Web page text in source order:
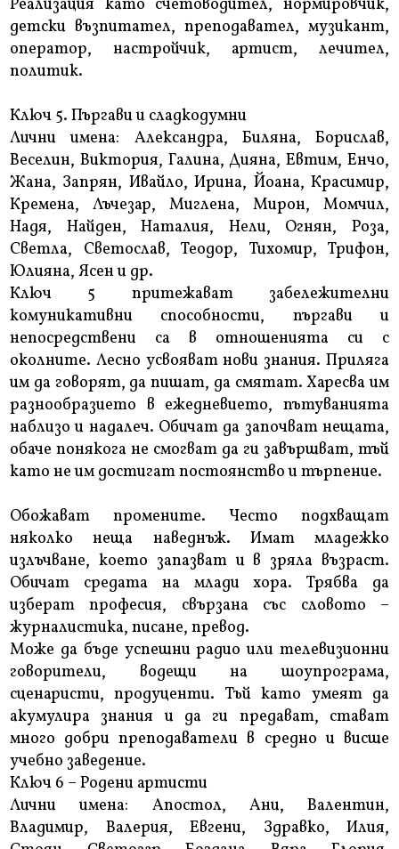
Реализация като счетоводител, нормировчик,
детски възпитател, преподавател, музикант,
оператор, настройчик, артист, лечител,
политик.
Ключ 5. Пъргави и сладкодумни
Лични имена: Александра, Биляна, Борислав,
Веселин, Виктория, Галина, Дияна, Евтим, Енчо,
Жана, Запрян, Ивайло, Ирина, Йоана, Красимир,
Кремена, Лъчезар, Миглена, Мирон, Момчил,
Надя, Найден, Наталия, Нели, Огнян, Роза,
Светла, Светослав, Теодор, Тихомир, Трифон,
Юлияна, Ясен и др.
Ключ 5 притежават забележителни
комуникативни способности, пъргави и
непосредствени са в отношенията си с
околните. Лесно усвояват нови знания. Приляга
им да говорят, да пишат, да смятат. Харесва им
разнообразието в ежедневието, пътуванията
наблизо и надалеч. Обичат да започват нещата,
обаче понякога не смогват да ги завършват, тъй
като не им достигат постоянство и търпение.
Обожават промените. Често подхващат
няколко неща наведнъж. Имат младежко
излъчване, което запазват и в зряла възраст.
Обичат средата на млади хора. Трябва да
изберат професия, свързана със словото –
журналистика, писане, превод.
Може да бъде успешни радио или телевизионни
говорители, водещи на шоупрограма,
сценаристи, продуценти. Тъй като умеят да
акумулира знания и да ги предават, стават
много добри преподаватели в средно и висше
учебно заведение.
Ключ 6 – Родени артисти
Лични имена: Апостол, Ани, Валентин,
Владимир, Валерия, Евгени, Здравко, Илия,